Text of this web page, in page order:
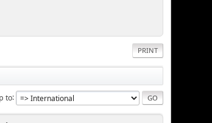
PRINT
to